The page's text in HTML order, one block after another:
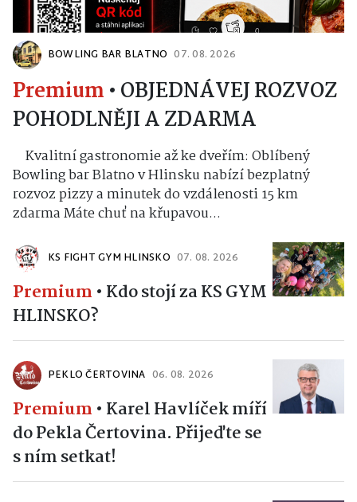
BOWLING BAR BLATNO 07. 08. 2026
Premium • OBJEDNÁVEJ ROZVOZ
POHODLNĚJI A ZDARMA
Kvalitní gastronomie až ke dveřím: Oblíbený
Bowling bar Blatno v Hlinsku nabízí bezplatný
rozvoz pizzy a minutek do vzdálenosti 15 km
zdarma Máte chuť na křupavou...
KS FIGHT GYM HLINSKO 07. 08. 2026
Premium • Kdo stojí za KS GYM
HLINSKO?
PEKLO ČERTOVINA 06. 08. 2026
Premium • Karel Havlíček míří
do Pekla Čertovina. Přijeďte se
s ním setkat!